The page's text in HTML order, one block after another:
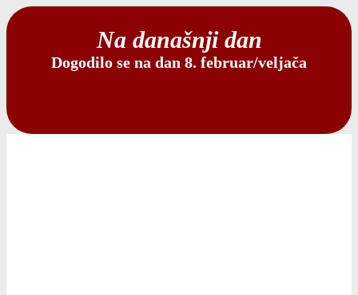
Na današnji dan
Dogodilo se na dan 8. februar/veljača